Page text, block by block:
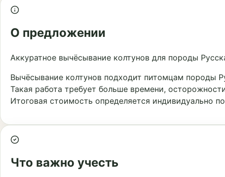
О предложении
Аккуратное вычёсывание колтунов для породы
Вычёсывание колтунов подходит питомцам породы
Такая работа требует больше времени,
Итоговая стоимость определяется индивидуально
Что важно учесть